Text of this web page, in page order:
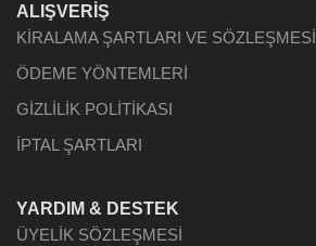
ALIŞVERİŞ
KİRALAMA ŞARTLARI VE SÖZLEŞMESİ
ÖDEME YÖNTEMLERİ
GİZLİLİK POLİTİKASI
İPTAL ŞARTLARI
YARDIM & DESTEK
ÜYELİK SÖZLEŞMESİ